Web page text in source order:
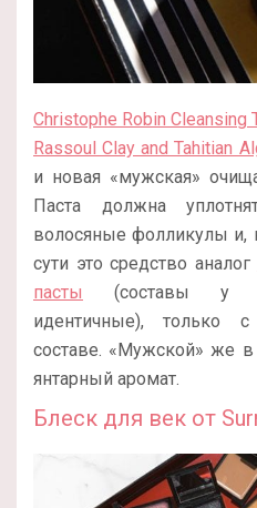
Christophe Robin Cleansing
Rassoul Clay and Tahitian
и новая «мужская»
Паста должна
волосяные фолликулы и,
сути это средство аналог
пасты
(составы у
идентичные), только
составе. «Мужской» же в
янтарный аромат.
Блеск для век от